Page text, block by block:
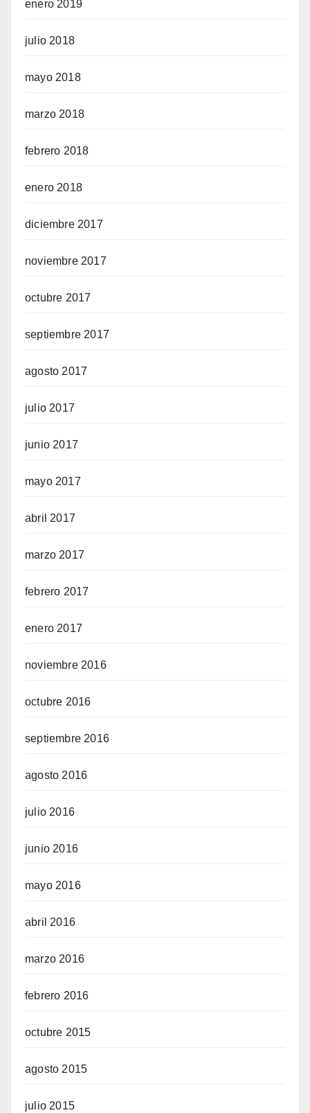
enero 2019
julio 2018
mayo 2018
marzo 2018
febrero 2018
enero 2018
diciembre 2017
noviembre 2017
octubre 2017
septiembre 2017
agosto 2017
julio 2017
junio 2017
mayo 2017
abril 2017
marzo 2017
febrero 2017
enero 2017
noviembre 2016
octubre 2016
septiembre 2016
agosto 2016
julio 2016
junio 2016
mayo 2016
abril 2016
marzo 2016
febrero 2016
octubre 2015
agosto 2015
julio 2015